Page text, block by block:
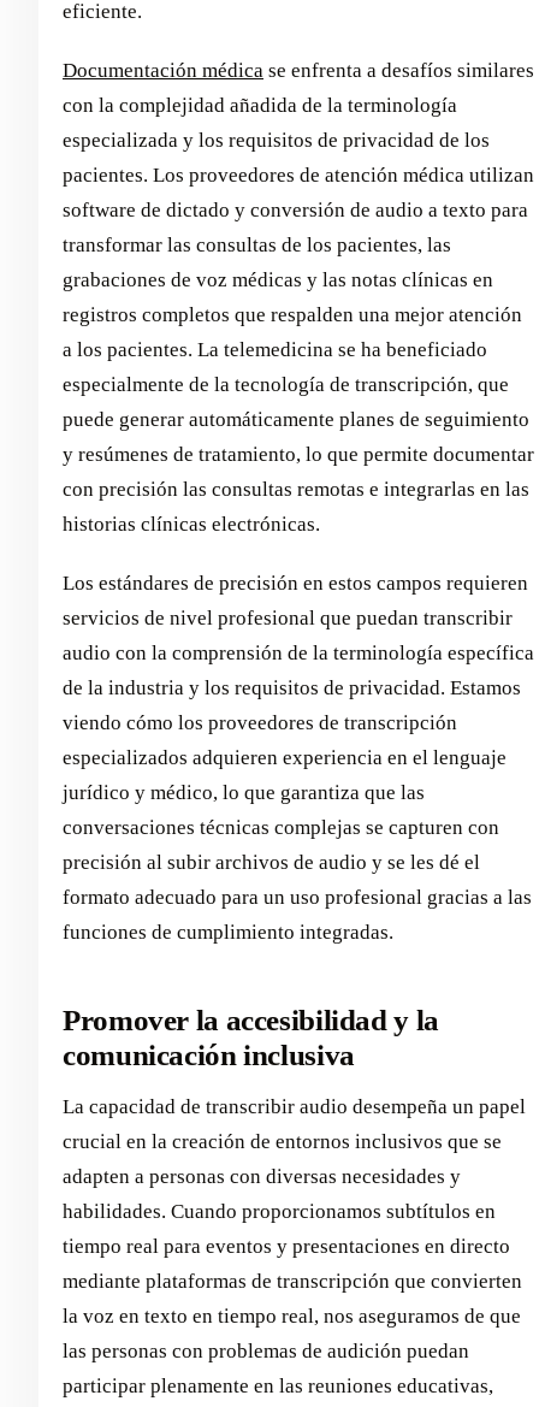
eficiente.
Documentación médica se enfrenta a desafíos similares
con la complejidad añadida de la terminología
especializada y los requisitos de privacidad de los
pacientes. Los proveedores de atención médica utilizan
software de dictado y conversión de audio a texto para
transformar las consultas de los pacientes, las
grabaciones de voz médicas y las notas clínicas en
registros completos que respalden una mejor atención
a los pacientes. La telemedicina se ha beneficiado
especialmente de la tecnología de transcripción, que
puede generar automáticamente planes de seguimiento
y resúmenes de tratamiento, lo que permite documentar
con precisión las consultas remotas e integrarlas en las
historias clínicas electrónicas.
Los estándares de precisión en estos campos requieren
servicios de nivel profesional que puedan transcribir
audio con la comprensión de la terminología específica
de la industria y los requisitos de privacidad. Estamos
viendo cómo los proveedores de transcripción
especializados adquieren experiencia en el lenguaje
jurídico y médico, lo que garantiza que las
conversaciones técnicas complejas se capturen con
precisión al subir archivos de audio y se les dé el
formato adecuado para un uso profesional gracias a las
funciones de cumplimiento integradas.
Promover la accesibilidad y la
comunicación inclusiva
La capacidad de transcribir audio desempeña un papel
crucial en la creación de entornos inclusivos que se
adapten a personas con diversas necesidades y
habilidades. Cuando proporcionamos subtítulos en
tiempo real para eventos y presentaciones en directo
mediante plataformas de transcripción que convierten
la voz en texto en tiempo real, nos aseguramos de que
las personas con problemas de audición puedan
participar plenamente en las reuniones educativas,